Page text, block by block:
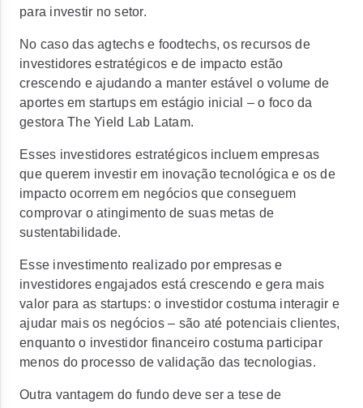
para investir no setor.
No caso das agtechs e foodtechs, os recursos de
investidores estratégicos e de impacto estão
crescendo e ajudando a manter estável o volume de
aportesem startups em estágio inicial – o foco da
gestora The Yield Lab Latam.
Esses investidores estratégicos incluem empresas
que querem investir em inovação tecnológica e os de
impacto ocorrem em negócios que conseguem
comprovar o atingimento de suas metas de
sustentabilidade.
Esse investimento realizado por empresas e
investidores engajados está crescendo e gera mais
valor para as startups: o investidor costuma interagir e
ajudar mais os negócios – são até potenciais clientes,
enquanto o investidor financeiro costuma participar
menos do processo de validação das tecnologias.
Outra vantagem do fundo deve ser a tese de